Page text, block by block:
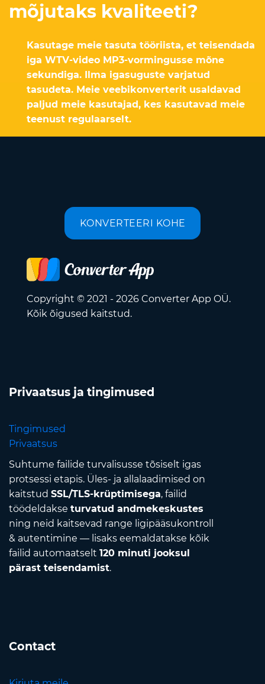
mõjutaks kvaliteeti?
Kasutage meie tasuta tööriista, et teisendada
iga WTV-video MP3-vormingusse mõne
sekundiga. Ilma igasuguste varjatud
tasudeta. Meie veebikonverterit usaldavad
paljud meie kasutajad, kes kasutavad meie
teenust regulaarselt.
KONVERTEERI KOHE
Copyright © 2021 - 2026 Converter App OÜ.
Kõik õigused kaitstud.
Privaatsus ja tingimused
Tingimused
Privaatsus
Suhtume failide turvalisusse tõsiselt igas
protsessi etapis. Üles- ja allalaadimised on
kaitstud SSL/TLS-krüptimisega, failid
töödeldakse turvatud andmekeskustes
ning neid kaitsevad range ligipääsukontroll
& autentimine — lisaks eemaldatakse kõik
failid automaatselt 120 minuti jooksul
pärast teisendamist.
Contact